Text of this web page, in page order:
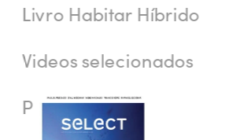
Livro Habitar Híbrido
Videos selecionados
Palestras